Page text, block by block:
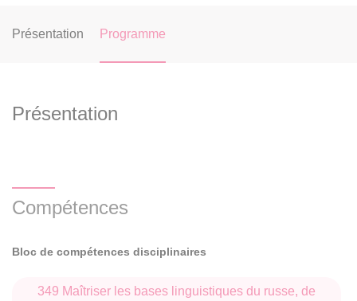
Présentation Programme
Présentation
Compétences
Bloc de compétences disciplinaires
349 Maîtriser les bases linguistiques du russe, de